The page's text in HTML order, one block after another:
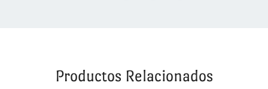
Productos Relacionados